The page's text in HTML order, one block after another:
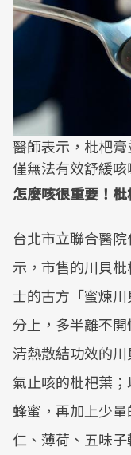
醫師表示，枇杷
僅無法有效舒緩
怎麼咳很重要！
台北市立聯合醫
示，市售的川貝
士的古方「蜜煉
分上，多半離不
清熱散結功效的
氣止咳的枇杷葉
蜂蜜，再加上少
仁、薄荷、五味子